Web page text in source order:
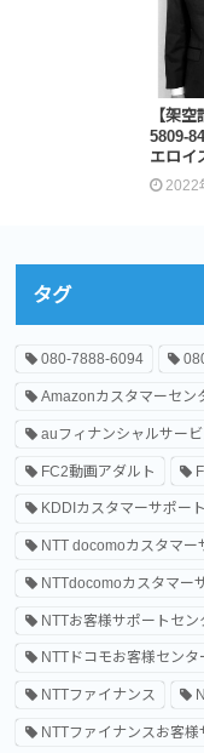
【架
5809-
エロイ
2022
タグ
080-7888-6094
Amazonカスタマーセン
auフィナンシャルサービ
FC2動画アダルト
KDDIカスタマーサポー
NTT docomoカスタマー
NTTdocomoカスタマー
NTTお客様サポートセン
NTTドコモお客様センタ
NTTファイナンス
NTTファイナンスお客